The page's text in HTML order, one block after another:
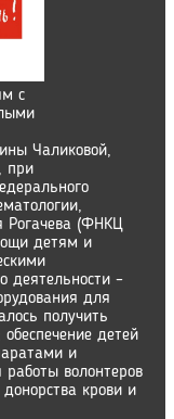
с
Чаликовой,
при
Рогачева (ФНКЦ
детям и
деятельности –
для
получить
обеспечение детей
и
волонтеров
крови и